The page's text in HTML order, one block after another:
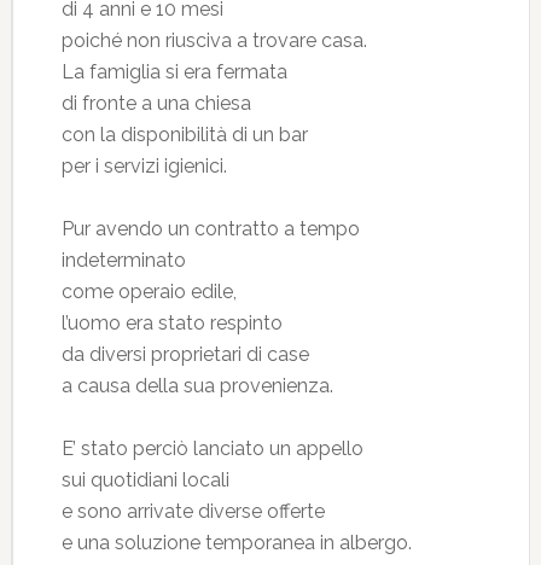
di 4 anni e 10 mesi
poiché non riusciva a trovare casa.
La famiglia si era fermata
di fronte a una chiesa
con la disponibilità di un bar
per i servizi igienici.
Pur avendo un contratto a tempo
indeterminato
come operaio edile,
l’uomo era stato respinto
da diversi proprietari di case
a causa della sua provenienza.
E’ stato perciò lanciato un appello
sui quotidiani locali
e sono arrivate diverse offerte
e una soluzione temporanea in albergo.